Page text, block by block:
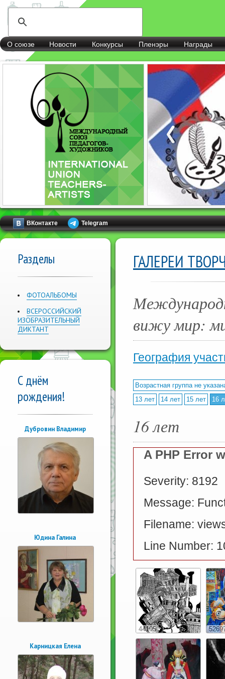
О союзе Новости Конкурсы Пленэры Награды
ВКонтакте Telegram
Разделы
ФОТОАЛЬБОМЫ
ВСЕРОССИЙСКИЙ
ИЗОБРАЗИТЕЛЬНЫЙ
ДИКТАНТ
С днём
рождения!
Дубровин Владимир
Юдина Галина
Карницкая Елена
ГАЛЕРЕИ
вижу мир:
География
Возрастная группа не
13 лет
14 лет 15 лет 16
16 лет
A PHP Error
Severity: 8192
Message:
Filename:
Line Number:
44105